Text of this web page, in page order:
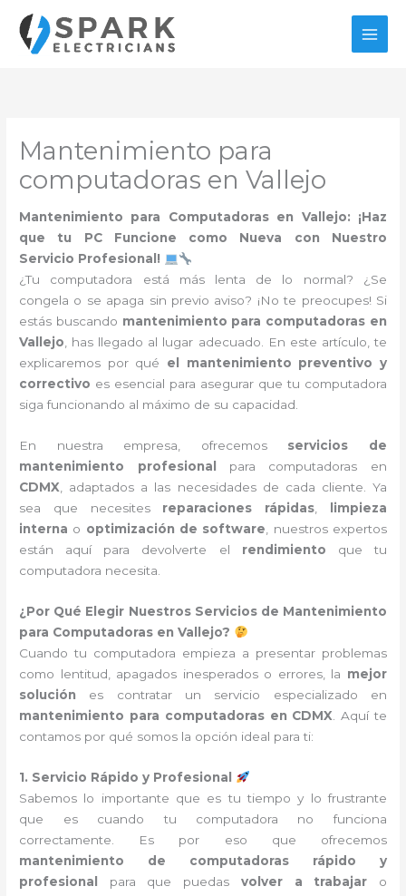
contenido
Mantenimiento para
computadoras en Vallejo
Mantenimiento para Computadoras en Vallejo: ¡Haz
que tu PC Funcione como Nueva con Nuestro
Servicio Profesional!
¿Tu computadora está más lenta de lo normal? ¿Se
congela o se apaga sin previo aviso? ¡No te preocupes! Si
estás buscando mantenimiento para computadoras en
Vallejo, has llegado al lugar adecuado. En este artículo, te
explicaremos por qué el mantenimiento preventivo y
correctivo es esencial para asegurar que tu computadora
siga funcionando al máximo de su capacidad.
En nuestra empresa, ofrecemos servicios de
mantenimiento profesional
para computadoras en
CDMX , adaptados a las necesidades de cada cliente. Ya
sea que necesites reparaciones rápidas
limpieza
interna o optimización de software , nuestros expertos
están aquí para devolverte el rendimiento que tu
computadora necesita.
¿Por Qué Elegir Nuestros Servicios de Mantenimiento
para Computadoras en Vallejo?
Cuando tu computadora empieza a presentar problemas
como lentitud, apagados inesperados o errores, la mejor
solución es contratar un servicio especializado en
mantenimiento para computadoras en CDMX . Aquí te
contamos por qué somos la opción ideal para ti:
1. Servicio Rápido y Profesional
Sabemos lo importante que es tu tiempo y lo frustrante
que es cuando tu computadora no funciona
correctamente. Es por eso que ofrecemos
mantenimiento de computadoras rápido y
profesional
para que puedas volver a trabajar o